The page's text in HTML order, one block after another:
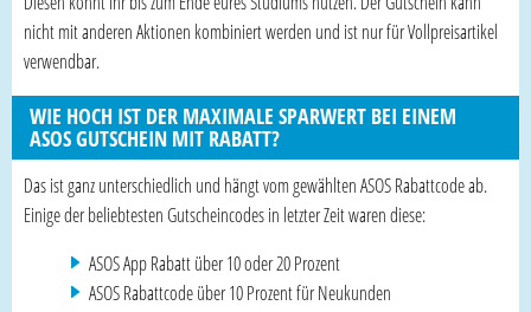
nicht mit anderen Aktionen kombiniert werden und ist nur für Vollpreisartikel
verwendbar.
WIE HOCH IST DER MAXIMALE SPARWERT BEI EINEM
ASOS GUTSCHEIN MIT RABATT?
Das ist ganz unterschiedlich und hängt vom gewählten ASOS Rabattcode ab.
Einige der beliebtesten Gutscheincodes in letzter Zeit waren diese:
ASOS App Rabatt über 10 oder 20 Prozent
ASOS Rabattcode über 10 Prozent für Neukunden